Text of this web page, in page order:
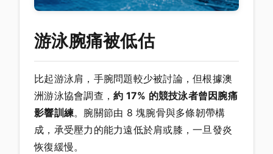
游泳腕痛被低估
比起游泳肩，手腕問題較少被討論，但根據澳
洲游泳協會調查， 約 17% 的競技泳者曾因腕痛
影響訓練。腕關節由 8 塊腕骨與多條韌帶構
成，承受壓力的能力遠低於肩或膝，一旦發炎
恢復緩慢。